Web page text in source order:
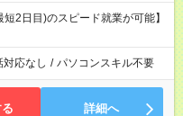
2日目)のスピード就業が可能】
対応なし / パソコンスキル不要
詳細へ